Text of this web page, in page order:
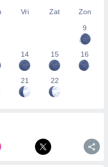
Vri Zat
Zon
9
14 15 16
21 22